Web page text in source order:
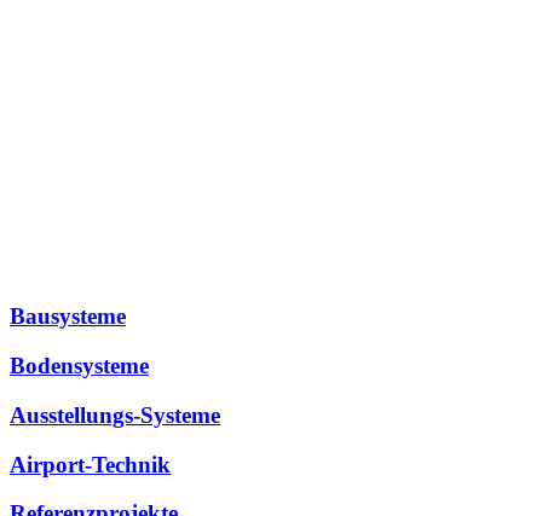
Bausysteme
Bodensysteme
Ausstellungs-Systeme
Airport-Technik